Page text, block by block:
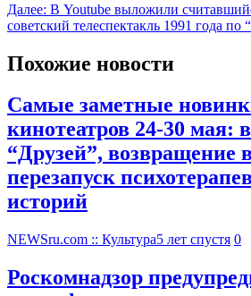
Далее: В Youtube выложили
советский телеспектакль 1991 года по
Похожие новости
Самые заметные
кинотеатров 24-30 мая:
“Друзей”, возвращение
перезапуск
историй
NEWSru.com :: Культура5 лет спустя 0
Роскомнадзор